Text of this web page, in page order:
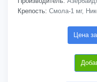
Крепость: Смола-1 мг,
Цена